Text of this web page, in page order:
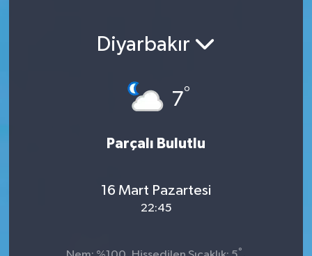
Diyarbakır
7°
Parçalı Bulutlu
16 Mart Pazartesi
22:45
°